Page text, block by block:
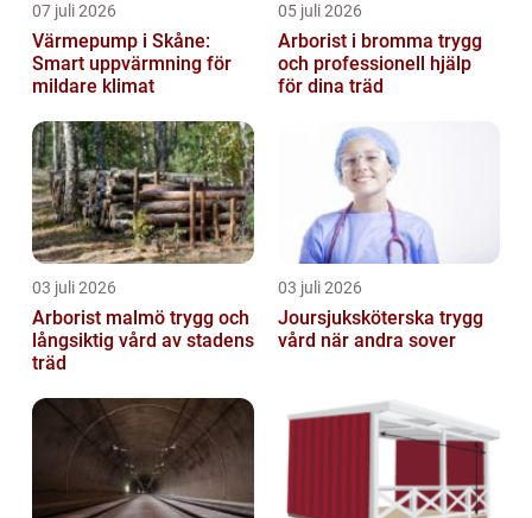
07 juli 2026
Värmepump i Skåne:
Smart uppvärmning för
mildare klimat
05 juli 2026
Arborist i bromma trygg
och professionell hjälp
för dina träd
03 juli 2026
Arborist malmö trygg och
långsiktig vård av stadens
träd
03 juli 2026
Joursjuksköterska trygg
vård när andra sover